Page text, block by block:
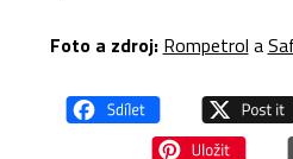
Foto a zdroj: Rompetrol a